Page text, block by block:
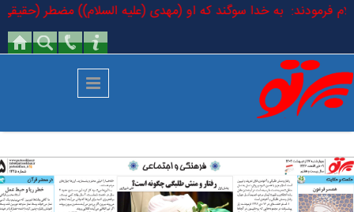
رفتن به محتوای اصلی
فرمودند: به خدا سوگند که او (مهدی (علیه السلام)) مضطر